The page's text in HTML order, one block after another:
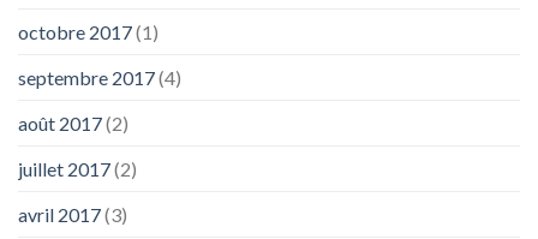
octobre 2017(1)
septembre 2017(4)
août 2017(2)
juillet 2017(2)
avril 2017(3)